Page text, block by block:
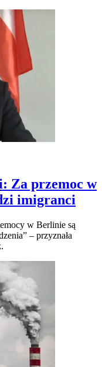
Za przemoc w
imigranci
w Berlinie są
– przyznała